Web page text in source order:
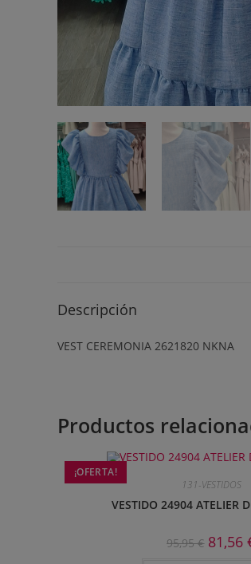
Descripción
VEST CEREMONIA 2621820 NKNA
Productos
¡OFERTA!
131-VESTIDOS
VESTIDO 24904 ATELIER
95,95€ 81,56